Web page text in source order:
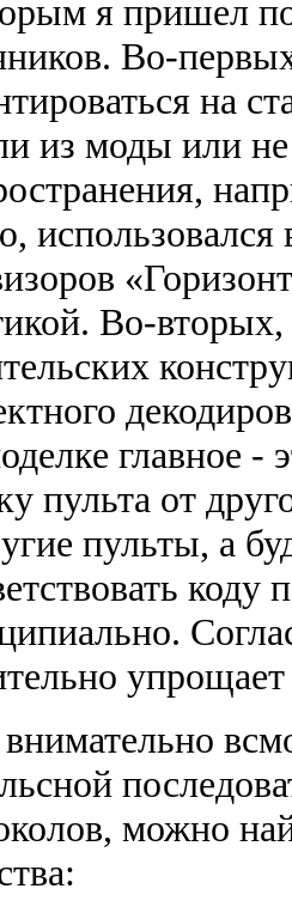
я пришел
Во-
на
из моды или
Во-
главное -
пульта от
пульты, а
коду
упрощает
можно